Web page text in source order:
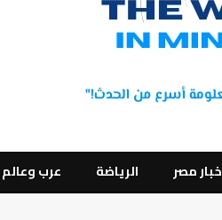
مصر الرياضة عرب وعالم